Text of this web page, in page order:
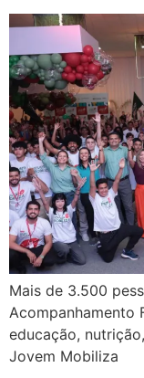
Mais de 3.500
Acompanhamento
educação,
Jovem Mobiliza